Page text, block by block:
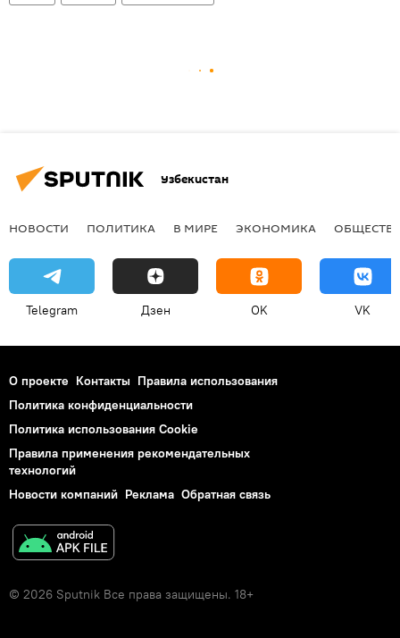
Узбекистан
НОВОСТИ ПОЛИТИКА В МИРЕ ЭКОНОМИКА
Telegram Дзен OK VK
О проекте Контакты Правила использования
Политика конфиденциальности
Политика использования Cookie
Правила применения рекомендательных
технологий
Новости компаний Реклама Обратная связь
© 2026 Sputnik Все права защищены. 18+